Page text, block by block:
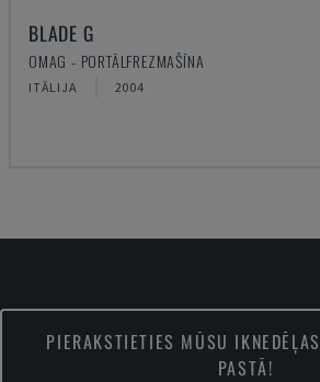
BLADE G
OMAG - PORTĀLFREZMAŠĪNA
ITĀLIJA 2004
PIERAKSTIETIES MŪSU
PASTĀ!